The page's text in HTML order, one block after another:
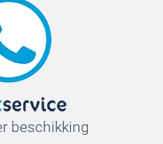
beschikking